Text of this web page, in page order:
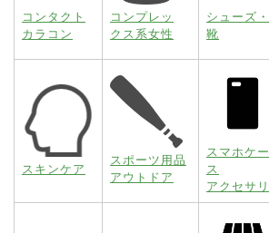
コンタクト
カラコン
コンプレッ
クス系女性
シューズ・
靴
スキンケア
スポーツ用品
アウトドア
スマホケー
ス
アクセサリ